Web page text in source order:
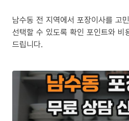
남수동 전 지역에서 포장이사를 고
선택할 수 있도록 확인 포인트와 비
드립니다.